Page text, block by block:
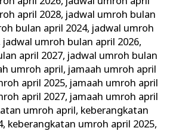
april 2028, jadwal umroh bulan
bulan april 2024, jadwal umroh
jadwal umroh bulan april 2026,
april 2027, jadwal umroh bulan
umroh april, jamaah umroh april
april 2025, jamaah umroh april
april 2027, jamaah umroh april
umroh april, keberangkatan
, keberangkatan umroh april 2025,